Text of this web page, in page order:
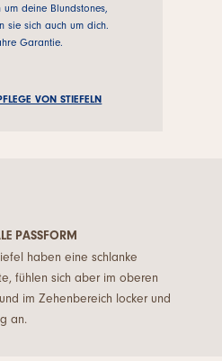
um deine Blundstones,
sie sich auch um dich.
Garantie.
VON STIEFELN
PASSFORM
haben eine schlanke
fühlen sich aber im oberen
im Zehenbereich locker und
an.